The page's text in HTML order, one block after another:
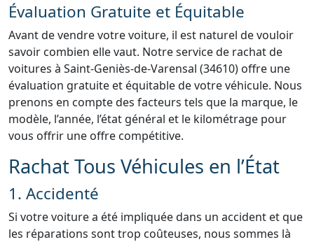
Évaluation Gratuite et Équitable
Avant de vendre votre voiture, il est naturel de vouloir
savoir combien elle vaut. Notre service de rachat de
voitures à Saint-Geniès-de-Varensal (34610) offre une
évaluation gratuite et équitable de votre véhicule. Nous
prenons en compte des facteurs tels que la marque, le
modèle, l’année, l’état général et le kilométrage pour
vous offrir une offre compétitive.
Rachat Tous Véhicules en l’État
1. Accidenté
Si votre voiture a été impliquée dans un accident et que
les réparations sont trop coûteuses, nous sommes là